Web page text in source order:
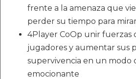
frente a la amenaza que
perder su tiempo para
4Player CoOp unir fuerzas
jugadores y aumentar sus
supervivencia en un modo
emocionante